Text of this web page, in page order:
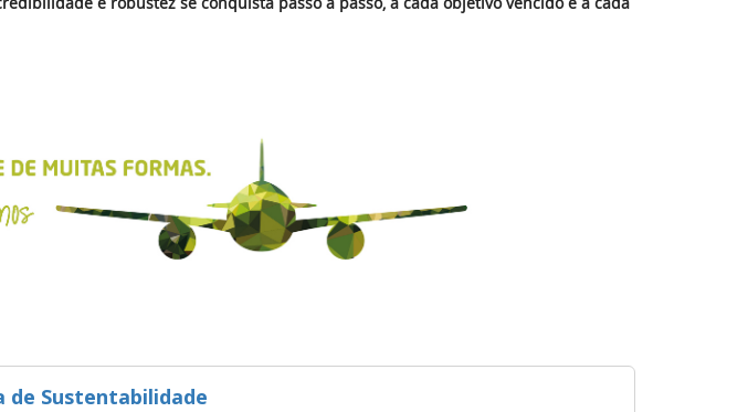
de Sustentabilidade